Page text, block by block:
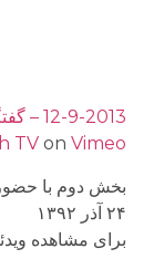
12-9-2013 – گفتگوی هفته – Goftegooye Hafteh
TV on Vimeo
بخش دوم با
۲۴ آذر ۱۳۹۲
براى مشاهده